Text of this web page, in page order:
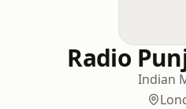
Radio
Indian